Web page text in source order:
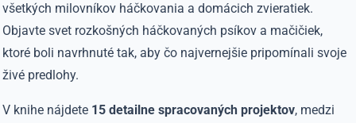
všetkých milovníkov háčkovania a domácich zvieratiek.
Objavte svet rozkošných háčkovaných psíkov a mačičiek,
ktoré boli navrhnuté tak, aby čo najvernejšie pripomínali svoje
živé predlohy.
V knihe nájdete 15 detailne spracovaných projektov, medzi